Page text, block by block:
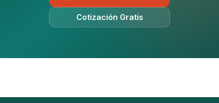
Cotización Gratis